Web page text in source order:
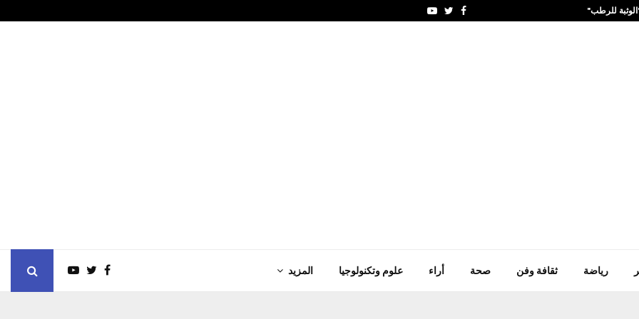
للرطب" Facebook
Twitter
Youtube
رياضة ثقافة وفن صحة أراء علوم وتكنولوجيا المزيد